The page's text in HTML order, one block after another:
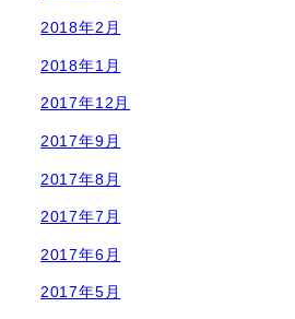
2018年2月
2018年1月
2017年12月
2017年9月
2017年8月
2017年7月
2017年6月
2017年5月